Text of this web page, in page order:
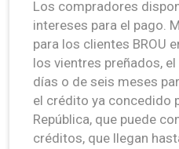
Los compradores
intereses para el pago.
para los clientes BROU
los vientres preñados,
días o de seis meses
el crédito ya concedido
República, que puede
créditos, que llegan